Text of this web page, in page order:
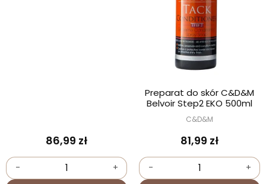
86,99 zł
- +
Preparat do skór C&D&M
Belvoir Step2 EKO 500ml
C&D&M
81,99 zł
- +